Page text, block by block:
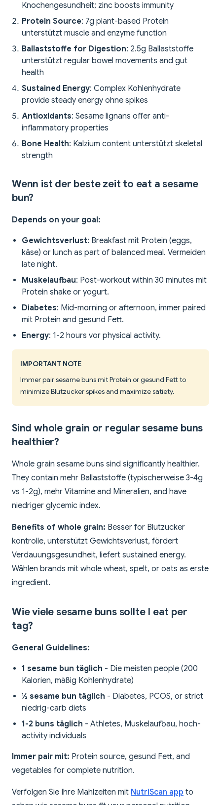
Knochengesundheit; zinc boosts immunity
Protein Source: 7g plant-based Protein
unterstützt muscle and enzyme function
Ballaststoffe for Digestion: 2.5g Ballaststoffe
unterstützt regular bowel movements and gut
health
Sustained Energy: Complex Kohlenhydrate
provide steady energy ohne spikes
Antioxidants: Sesame lignans offer anti-
inflammatory properties
Bone Health: Kalzium content unterstützt skeletal
strength
Wenn ist der beste zeit to eat a sesame
bun?
Depends on your goal:
Gewichtsverlust: Breakfast mit Protein (eggs,
käse) or lunch as part of balanced meal. Vermeiden
late night.
Muskelaufbau: Post-workout within 30 minutes mit
Protein shake or yogurt.
Diabetes: Mid-morning or afternoon, immer paired
mit Protein and gesund Fett.
Energy: 1-2 hours vor physical activity.
IMPORTANT NOTE
Immer pair sesame buns mit Protein or gesund Fett to
minimize Blutzucker spikes and maximize satiety.
Sind whole grain or regular sesame buns
healthier?
Whole grain sesame buns sind significantly healthier.
They contain mehr Ballaststoffe (typischerweise 3-4g
vs 1-2g), mehr Vitamine and Mineralien, and have
niedriger glycemic index.
Benefits of whole grain: Besser for Blutzucker
kontrolle, unterstützt Gewichtsverlust, fördert
Verdauungsgesundheit, liefert sustained energy.
Wählen brands mit whole wheat, spelt, or oats as erste
ingredient.
Wie viele sesame buns sollte I eat per
tag?
General Guidelines:
1 sesame bun täglich - Die meisten people (200
Kalorien, mäßig Kohlenhydrate)
½ sesame bun täglich - Diabetes, PCOS, or strict
niedrig-carb diets
1-2 buns täglich - Athletes, Muskelaufbau, hoch-
activity individuals
Immer pair mit: Protein source, gesund Fett, and
vegetables for complete nutrition.
Verfolgen Sie Ihre Mahlzeiten mit NutriScan app to